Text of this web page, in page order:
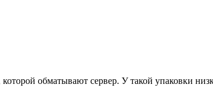
обматывают сервер. У такой упаковки